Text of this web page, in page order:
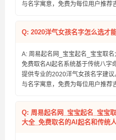
与名字寓意，免费为每位用户推荐
Q: 2020洋气女孩名字怎么选才
A: 周易起名网_宝宝起名_宝宝取
免费取名AI起名系统基于传统八字
提供专业的2020洋气女孩名字建
与名字寓意，免费为每位用户推荐
Q: 周易起名网_宝宝起名_宝宝
大全_免费取名的AI起名和传统